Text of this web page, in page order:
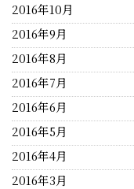
2016年10月
2016年9月
2016年8月
2016年7月
2016年6月
2016年5月
2016年4月
2016年3月